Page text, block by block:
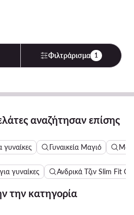
Φιλτράρισμα 1
αναζήτησαν επίσης
γυναίκες Γυναικεία Μαγιό
γυναίκες Ανδρικά Τζιν Slim Fit
την κατηγορία